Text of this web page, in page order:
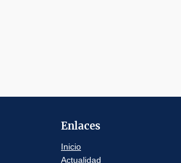
Enlaces
Inicio
Actualidad